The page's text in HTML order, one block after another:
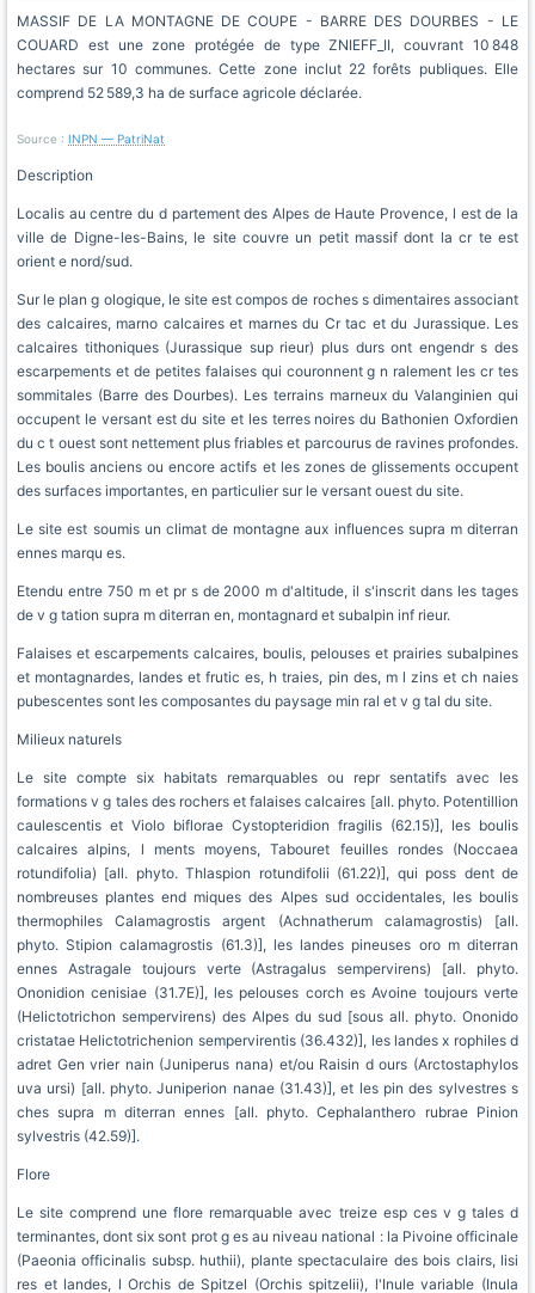
MASSIF DE LA MONTAGNE DE COUPE - BARRE DES DOURBES - LE
COUARD est une zone protégée de type ZNIEFF_II, couvrant 10 848
hectares sur 10 communes. Cette zone inclut 22 forêts publiques. Elle
comprend 52 589,3 ha de surface agricole déclarée.
Source : INPN — PatriNat
Description
Localis au centre du d partement des Alpes de Haute Provence, l est de la
ville de Digne-les-Bains, le site couvre un petit massif dont la cr te est
orient e nord/sud.
Sur le plan g ologique, le site est compos de roches s dimentaires associant
des calcaires, marno calcaires et marnes du Cr tac et du Jurassique. Les
calcaires tithoniques (Jurassique sup rieur) plus durs ont engendr s des
escarpements et de petites falaises qui couronnent g n ralement les cr tes
sommitales (Barre des Dourbes). Les terrains marneux du Valanginien qui
occupent le versant est du site et les terres noires du Bathonien Oxfordien
du c t ouest sont nettement plus friables et parcourus de ravines profondes.
Les boulis anciens ou encore actifs et les zones de glissements occupent
des surfaces importantes, en particulier sur le versant ouest du site.
Le site est soumis un climat de montagne aux influences supra m diterran
ennes marqu es.
Etendu entre 750 m et pr s de 2000 m d'altitude, il s'inscrit dans les tages
de v g tation supra m diterran en, montagnard et subalpin inf rieur.
Falaises et escarpements calcaires, boulis, pelouses et prairies subalpines
et montagnardes, landes et frutic es, h traies, pin des, m l zins et ch naies
pubescentes sont les composantes du paysage min ral et v g tal du site.
Milieux naturels
Le site compte six habitats remarquables ou repr sentatifs avec les
formations v g tales des rochers et falaises calcaires [all. phyto. Potentillion
caulescentis et Violo biflorae Cystopteridion fragilis (62.15)], les boulis
calcaires alpins, l ments moyens, Tabouret feuilles rondes (Noccaea
rotundifolia) [all. phyto. Thlaspion rotundifolii (61.22)], qui poss dent de
nombreuses plantes end miques des Alpes sud occidentales, les boulis
thermophiles Calamagrostis argent (Achnatherum calamagrostis) [all.
phyto. Stipion calamagrostis (61.3)], les landes pineuses oro m diterran
ennes Astragale toujours verte (Astragalus sempervirens) [all. phyto.
Ononidion cenisiae (31.7E)], les pelouses corch es Avoine toujours verte
(Helictotrichon sempervirens) des Alpes du sud [sous all. phyto. Ononido
cristatae Helictotrichenion sempervirentis (36.432)], les landes x rophiles d
adret Gen vrier nain (Juniperus nana) et/ou Raisin d ours (Arctostaphylos
uva ursi) [all. phyto. Juniperion nanae (31.43)], et les pin des sylvestres s
ches supra m diterran ennes [all. phyto. Cephalanthero rubrae Pinion
sylvestris (42.59)].
Flore
Le site comprend une flore remarquable avec treize esp ces v g tales d
terminantes, dont six sont prot g es au niveau national : la Pivoine officinale
(Paeonia officinalis subsp. huthii), plante spectaculaire des bois clairs, lisi
res et landes, l Orchis de Spitzel (Orchis spitzelii), l'Inule variable (Inula